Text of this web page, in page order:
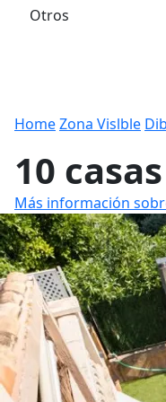
Otros
HomeZona Vislble
10
Más información